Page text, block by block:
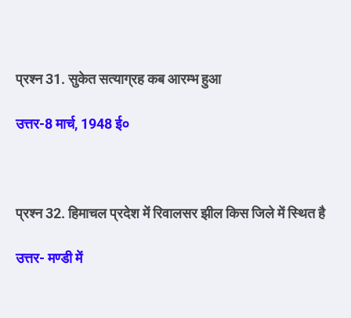
प्रश्न 31. सुकेत सत्याग्रह कब आरम्भ हुआ
उत्तर-8 मार्च, 1948 ई०
प्रश्न 32. हिमाचल प्रदेश में रिवालसर झील किस जिले में स्थित है
उत्तर- मण्डी में